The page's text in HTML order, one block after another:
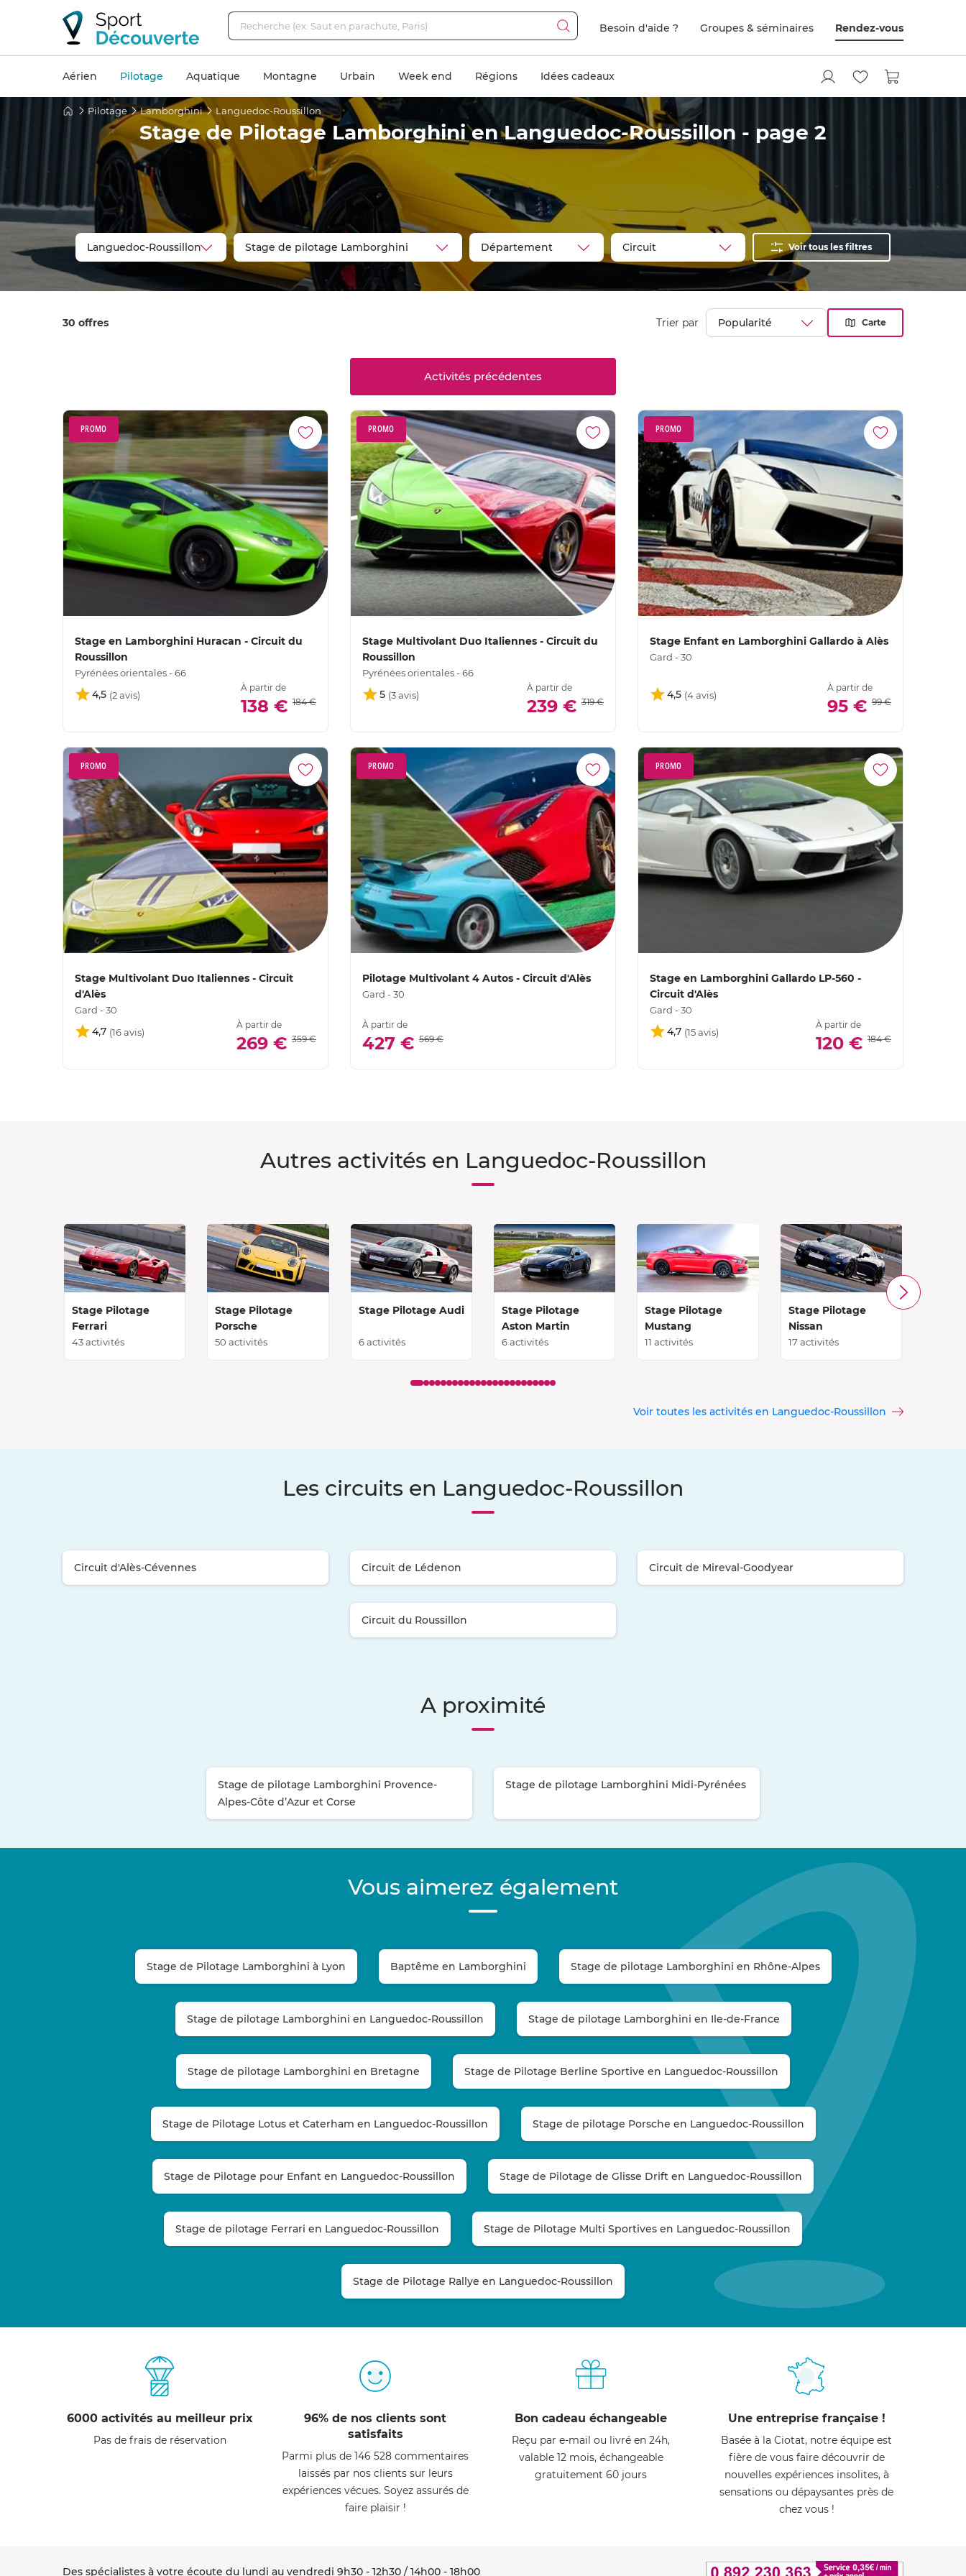
Besoin d'aide ? Groupes & séminaires Rendez-vous
Aérien Pilotage Aquatique Montagne Urbain Week end Régions Idées cadeaux
Pilotage Lamborghini Languedoc-Roussillon
Stage de Pilotage Lamborghini en Languedoc-Roussillon - page 2
Voir tous les filtres
30 offres Trier par Carte
Activités précédentes
PROMO
Stage en Lamborghini Huracan - Circuit du
Roussillon
Pyrénées orientales - 66
4,5
À partir de
138 € 184 €
PROMO
Stage Multivolant Duo Italiennes - Circuit du
Roussillon
Pyrénées orientales - 66
5
À partir de
239 € 319 €
PROMO
Stage Enfant en Lamborghini Gallardo à Alès
Gard - 30
4,5
À partir de
95 € 99 €
PROMO
Stage Multivolant Duo Italiennes - Circuit
d'Alès
Gard - 30
4,7
À partir de
269 € 359 €
PROMO
Pilotage Multivolant 4 Autos - Circuit d'Alès
Gard - 30
À partir de
427 € 569 €
PROMO
Stage en Lamborghini Gallardo LP-560 -
Circuit d'Alès
Gard - 30
4,7
À partir de
120 € 184 €
Autres activités en Languedoc-Roussillon
Stage Pilotage
Ferrari
43 activités
Stage Pilotage
Porsche
50 activités
Stage Pilotage Audi
6 activités
Stage Pilotage
Aston Martin
6 activités
Stage Pilotage
Mustang
11 activités
Stage Pilotage
Nissan
17 activités
Voir toutes les activités en Languedoc-Roussillon
Les circuits en Languedoc-Roussillon
Circuit d'Alès-Cévennes Circuit de Lédenon Circuit de Mireval-Goodyear
Circuit du Roussillon
A proximité
Stage de pilotage Lamborghini Provence-
Alpes-Côte d’Azur et Corse
Stage de pilotage Lamborghini Midi-Pyrénées
Vous aimerez également
Stage de Pilotage Lamborghini à Lyon Baptême en Lamborghini Stage de pilotage Lamborghini en Rhône-Alpes
Stage de pilotage Lamborghini en Languedoc-Roussillon Stage de pilotage Lamborghini en Ile-de-France
Stage de pilotage Lamborghini en Bretagne Stage de Pilotage Berline Sportive en Languedoc-Roussillon
Stage de Pilotage Lotus et Caterham en Languedoc-Roussillon Stage de pilotage Porsche en Languedoc-Roussillon
Stage de Pilotage pour Enfant en Languedoc-Roussillon Stage de Pilotage de Glisse Drift en Languedoc-Roussillon
Stage de pilotage Ferrari en Languedoc-Roussillon Stage de Pilotage Multi Sportives en Languedoc-Roussillon
Stage de Pilotage Rallye en Languedoc-Roussillon
6000 activités au meilleur prix
Pas de frais de réservation
96% de nos clients sont
satisfaits
Parmi plus de 146 528 commentaires
laissés par nos clients sur leurs
expériences vécues. Soyez assurés de
faire plaisir !
Bon cadeau échangeable
Reçu par e-mail ou livré en 24h,
valable 12 mois, échangeable
gratuitement 60 jours
Une entreprise française !
Basée à la Ciotat, notre équipe est
fière de vous faire découvrir de
nouvelles expériences insolites, à
sensations ou dépaysantes près de
chez vous !
Des spécialistes à votre écoute du lundi au vendredi 9h30 - 12h30 / 14h00 - 18h00